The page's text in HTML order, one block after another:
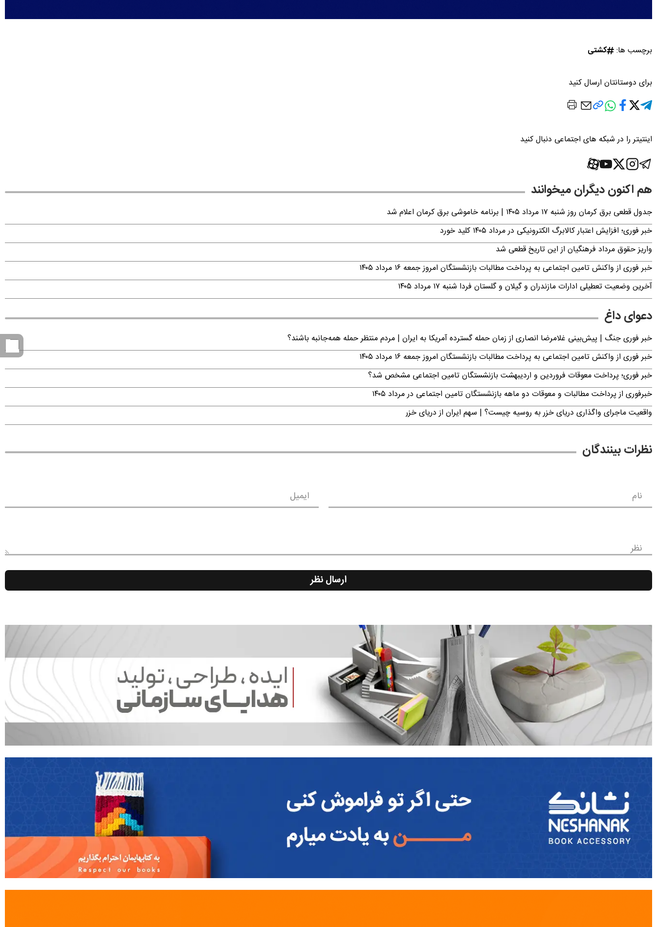
برچسب ها: کشتی
برای دوستانتان ارسال کنید
اینتیتر را در شبکه های اجتماعی دنبال کنید
هم اکنون دیگران میخوانند
جدول قطعی برق کرمان روز شنبه ۱۷ مرداد ۱۴۰۵ | برنامه خاموشی برق کرمان اعلام شد
خبر فوری؛ افزایش اعتبار کالابرگ الکترونیکی در مرداد ۱۴۰۵ کلید خورد
واریز حقوق مرداد فرهنگیان از این تاریخ قطعی شد
خبر فوری از واکنش تامین اجتماعی به پرداخت مطالبات بازنشستگان امروز جمعه ۱۶ مرداد ۱۴۰۵
آخرین وضعیت تعطیلی ادارات مازندران و گیلان و گلستان فردا شنبه ۱۷ مرداد ۱۴۰۵
دعوای داغ
خبر فوری جنگ | پیش‌بینی غلامرضا انصاری از زمان حمله گسترده آمریکا به ایران | مردم منتظر حمله همه‌جانبه باشند؟
خبر فوری از واکنش تامین اجتماعی به پرداخت مطالبات بازنشستگان امروز جمعه ۱۶ مرداد ۱۴۰۵
خبر فوری؛ پرداخت معوقات فروردین و اردیبهشت بازنشستگان تامین اجتماعی مشخص شد؟
خبرفوری از پرداخت مطالبات و معوقات دو ماهه بازنشستگان تامین اجتماعی در مرداد ۱۴۰۵
واقعیت ماجرای واگذاری دریای خزر به روسیه چیست؟ | سهم ایران از دریای خزر
نظرات بینندگان
نام ایمیل
نظر
ارسال نظر